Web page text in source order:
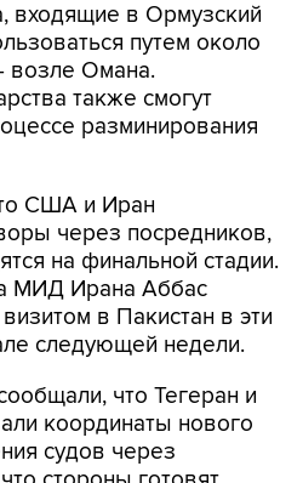
входящие в Ормузский
путем около
возле Омана.
также смогут
разминирования
США и Иран
через посредников,
на финальной стадии.
МИД Ирана Аббас
в Пакистан в эти
следующей недели.
что Тегеран и
координаты нового
судов через